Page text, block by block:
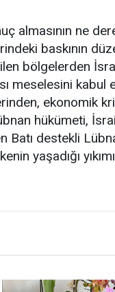
almasının ne
baskının
bölgelerden
meselesini kabul
ekonomik
hükümeti,
Batı destekli
yaşadığı